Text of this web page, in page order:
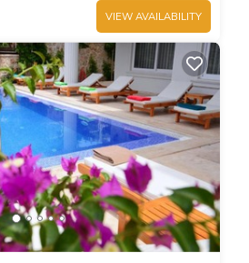
VIEW AVAILABILITY